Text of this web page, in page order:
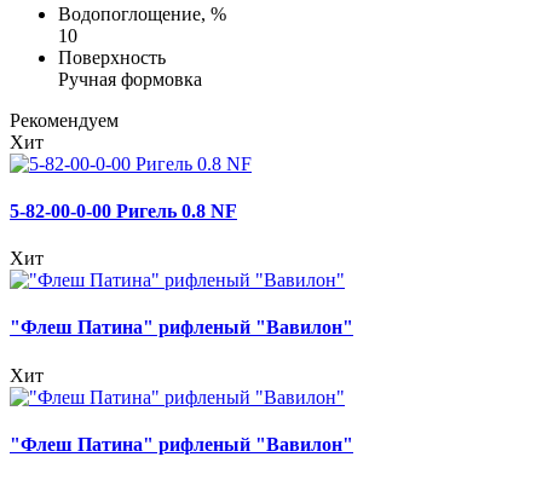
Водопоглощение, %
10
Поверхность
Ручная формовка
Рекомендуем
Хит
5-82-00-0-00 Ригель 0.8 NF
Хит
"Флеш Патина" рифленый "Вавилон"
Хит
"Флеш Патина" рифленый "Вавилон"